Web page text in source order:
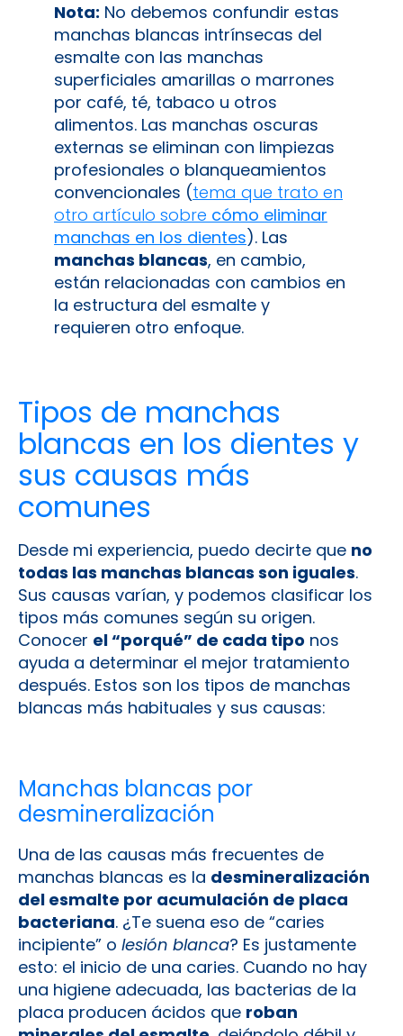
Nota: No debemos confundir estas
manchas blancas intrínsecas del
esmalte con las manchas
superficiales amarillas o marrones
por café, té, tabaco u otros
alimentos. Las manchas oscuras
externas se eliminan con limpiezas
profesionales o blanqueamientos
convencionales (tema que trato en
otro artículo sobre cómo eliminar
manchas en los dientes). Las
manchas blancas, en cambio,
están relacionadas con cambios en
la estructura del esmalte y
requieren otro enfoque.
Tipos de manchas
blancas en los dientes y
sus causas más
comunes
Desde mi experiencia, puedo decirte que no
todas las manchas blancas son iguales.
Sus causas varían, y podemos clasificar los
tipos más comunes según su origen.
Conocer el “porqué” de cada tipo nos
ayuda a determinar el mejor tratamiento
después. Estos son los tipos de manchas
blancas más habituales y sus causas:
Manchas blancas por
desmineralización
Una de las causas más frecuentes de
manchas blancas es la desmineralización
del esmalte por acumulación de placa
bacteriana. ¿Te suena eso de “caries
incipiente” o lesión blanca? Es justamente
esto: el inicio de una caries. Cuando no hay
una higiene adecuada, las bacterias de la
placa producen ácidos que roban